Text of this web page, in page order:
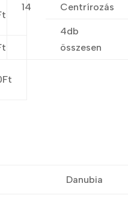
14 Centrírozás
4db
összesen
Danubia